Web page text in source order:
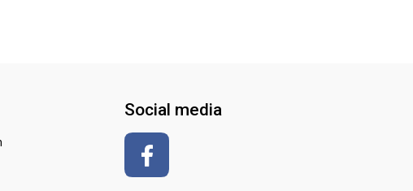
Social media